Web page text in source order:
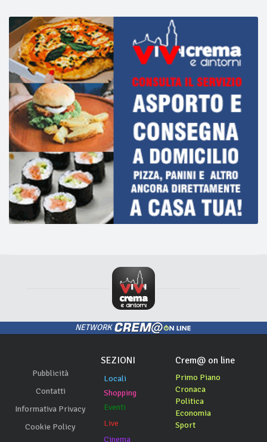
NETWORK
Pubblicità
Contatti
Informativa Privacy
Cookie Policy
SEZIONI
Locali
Shopping
Eventi
Live
Cinema
Crem@ on line
Primo Piano
Cronaca
Politica
Economia
Sport